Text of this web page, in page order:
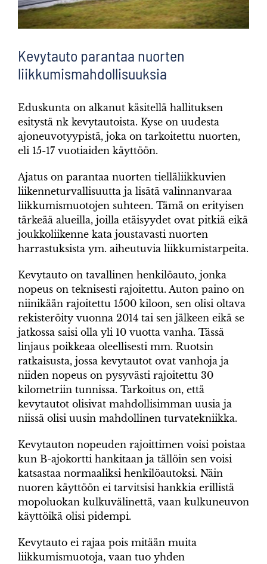
Kevytauto parantaa nuorten
liikkumismahdollisuuksia
Eduskunta on alkanut käsitellä hallituksen
esitystä nk kevytautoista. Kyse on uudesta
ajoneuvotyypistä, joka on tarkoitettu nuorten,
eli 15-17 vuotiaiden käyttöön.
Ajatus on parantaa nuorten tielläliikkuvien
liikenneturvallisuutta ja lisätä valinnanvaraa
liikkumismuotojen suhteen. Tämä on erityisen
tärkeää alueilla, joilla etäisyydet ovat pitkiä eikä
joukkoliikenne kata joustavasti nuorten
harrastuksista ym. aiheutuvia liikkumistarpeita.
Kevytauto on tavallinen henkilöauto, jonka
nopeus on teknisesti rajoitettu. Auton paino on
niinikään rajoitettu 1500 kiloon, sen olisi oltava
rekisteröity vuonna 2014 tai sen jälkeen eikä se
jatkossa saisi olla yli 10 vuotta vanha. Tässä
linjaus poikkeaa oleellisesti mm. Ruotsin
ratkaisusta, jossa kevytautot ovat vanhoja ja
niiden nopeus on pysyvästi rajoitettu 30
kilometriin tunnissa. Tarkoitus on, että
kevytautot olisivat mahdollisimman uusia ja
niissä olisi uusin mahdollinen turvatekniikka.
Kevytauton nopeuden rajoittimen voisi poistaa
kun B-ajokortti hankitaan ja tällöin sen voisi
katsastaa normaaliksi henkilöautoksi. Näin
nuoren käyttöön ei tarvitsisi hankkia erillistä
mopoluokan kulkuvälinettä, vaan kulkuneuvon
käyttöikä olisi pidempi.
Kevytauto ei rajaa pois mitään muita
liikkumismuotoja, vaan tuo yhden